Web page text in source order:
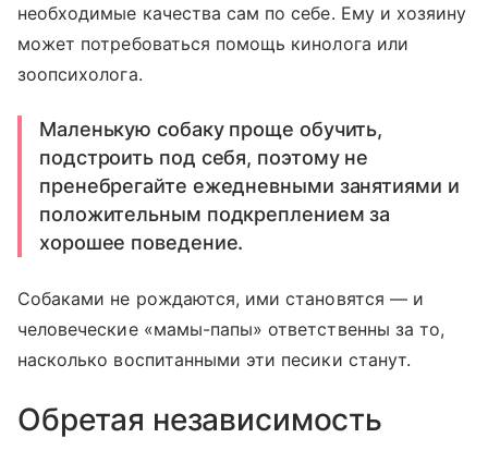
необходимые качества сам по себе. Ему и хозяину
может потребоваться помощь кинолога или
зоопсихолога.
Маленькую собаку проще обучить,
подстроить под себя, поэтому не
пренебрегайте ежедневными занятиями и
положительным подкреплением за
хорошее поведение.
Собаками не рождаются, ими становятся — и
человеческие «мамы-папы» ответственны за то,
насколько воспитанными эти песики станут.
Обретая независимость